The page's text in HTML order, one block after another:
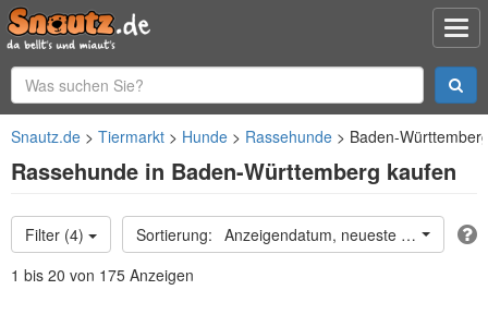
Snautz.de Tiermarkt Hunde Rassehunde Baden-
Rassehunde in Baden-Württemberg kaufen
Filter (4)
Anzeigendatum, neueste oben
1 bis 20 von 175 Anzeigen